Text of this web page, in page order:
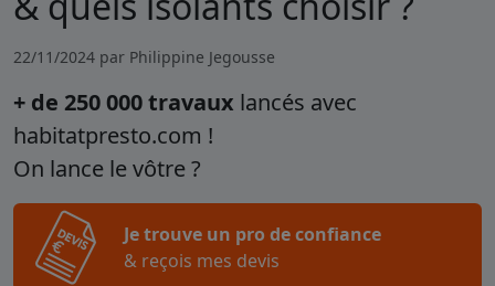
22/11/2024 par Philippine Jegousse
+ de 250 000 travaux lancés avec
habitatpresto.com !
On lance le vôtre ?
Je trouve un pro de confiance
& reçois mes devis